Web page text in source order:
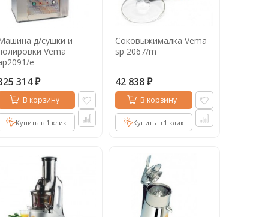
д/сушки и
Vema
e
314 ₽
В корзину
Купить в 1 клик
Соковыжималка Vema
sp 2067/m
42 838 ₽
В корзину
Купить в 1 клик